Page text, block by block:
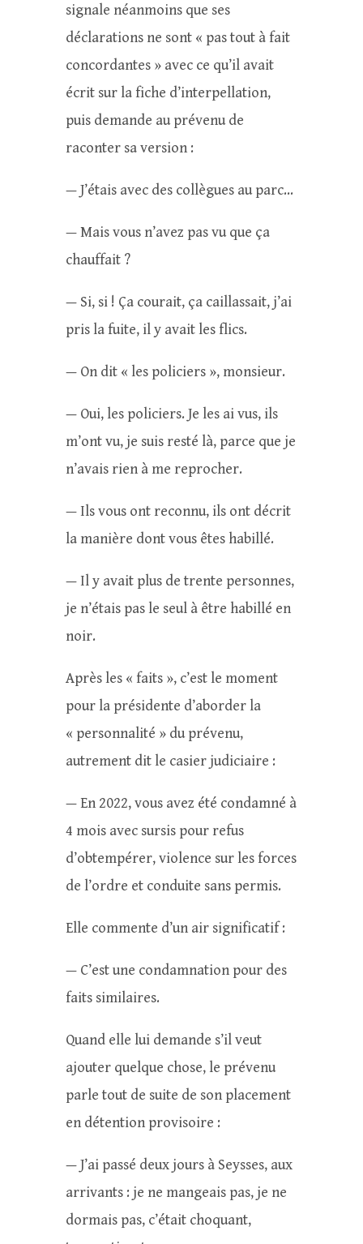
signale néanmoins que ses
déclarations ne sont « pas tout à fait
concordantes » avec ce qu’il avait
écrit sur la fiche d’interpellation,
puis demande au prévenu de
raconter sa version :
— J’étais avec des collègues au parc…
— Mais vous n’avez pas vu que ça
chauffait ?
— Si, si ! Ça courait, ça caillassait, j’ai
pris la fuite, il y avait les flics.
— On dit « les policiers », monsieur.
— Oui, les policiers. Je les ai vus, ils
m’ont vu, je suis resté là, parce que je
n’avais rien à me reprocher.
— Ils vous ont reconnu, ils ont décrit
la manière dont vous êtes habillé.
— Il y avait plus de trente personnes,
je n’étais pas le seul à être habillé en
noir.
Après les « faits », c’est le moment
pour la présidente d’aborder la
« personnalité » du prévenu,
autrement dit le casier judiciaire :
— En 2022, vous avez été condamné à
4 mois avec sursis pour refus
d’obtempérer, violence sur les forces
de l’ordre et conduite sans permis.
Elle commente d’un air significatif :
— C’est une condamnation pour des
faits similaires.
Quand elle lui demande s’il veut
ajouter quelque chose, le prévenu
parle tout de suite de son placement
en détention provisoire :
— J’ai passé deux jours à Seysses, aux
arrivants : je ne mangeais pas, je ne
dormais pas, c’était choquant,